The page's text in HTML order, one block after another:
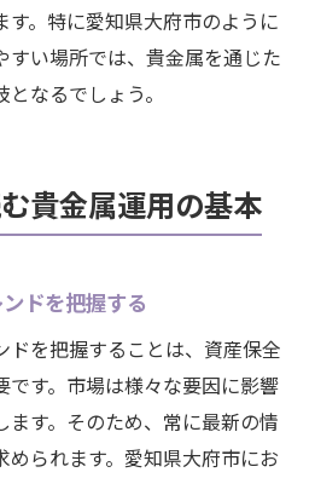
。特に愛知県大府市のように
すい場所では、貴金属を通じた
なるでしょう。
貴金属運用の基本
ドを把握する
ドを把握することは、資産保全
です。市場は様々な要因に影響
ます。そのため、常に最新の情
められます。愛知県大府市にお